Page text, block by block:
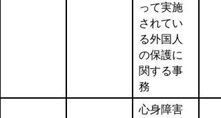
って実施
されてい
る外国人
の保護に
関する事
務
心身障害